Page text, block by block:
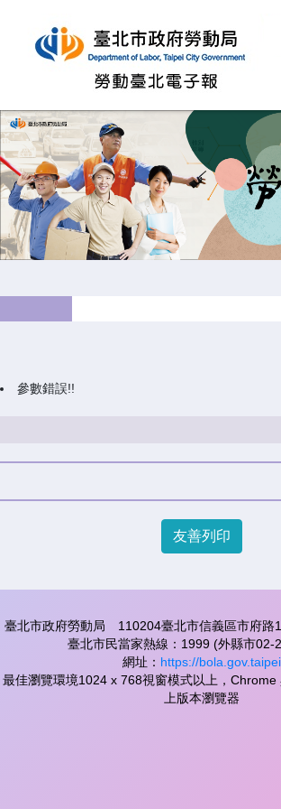
參數錯誤!!
友善列印
臺北市政府勞動局 110204臺北市信義區市府路
臺北市民當家熱線：1999 (外縣市02-
網址： https://bola.gov.taipei
最佳瀏覽環境1024 x 768視窗模式以上，Chrome
上版本瀏覽器